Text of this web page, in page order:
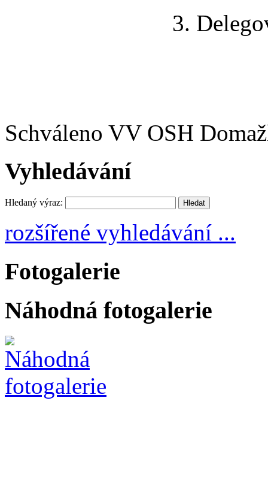
3. Delegování
Schváleno VV OSH
Vyhledávání
Hledaný výraz:
rozšířené vyhledávání ...
Fotogalerie
Náhodná fotogalerie